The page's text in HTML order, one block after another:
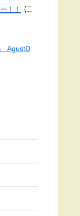
！！
に
AgustD